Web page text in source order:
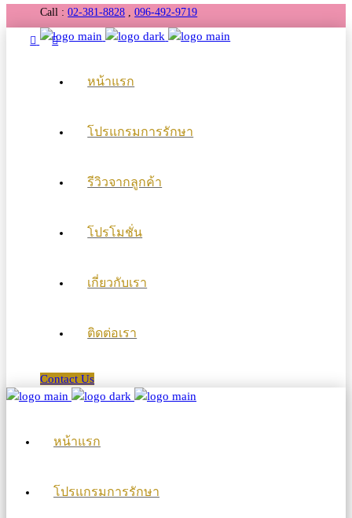
Call :02-381-8828 ,096-492-9719
หน้าแรก
โปรแกรมการรักษา
รีวิวจากลูกค้า
โปรโมชั่น
เกี่ยวกับเรา
ติดต่อเรา
Contact Us
หน้าแรก
โปรแกรมการรักษา